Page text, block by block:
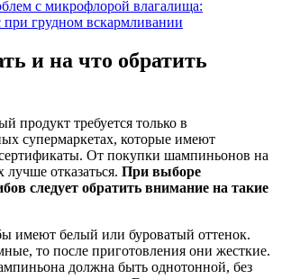
с микрофлорой влагалища:
грудном вскармливании
и на что обратить
продукт требуется только в
супермаркетах, которые имеют
От покупки шампиньонов на
отказаться. При выборе
следует обратить внимание на такие
имеют белый или буроватый оттенок.
то после приготовления они жесткие.
должна быть однотонной, без